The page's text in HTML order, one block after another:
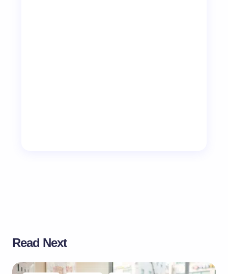
Read Next